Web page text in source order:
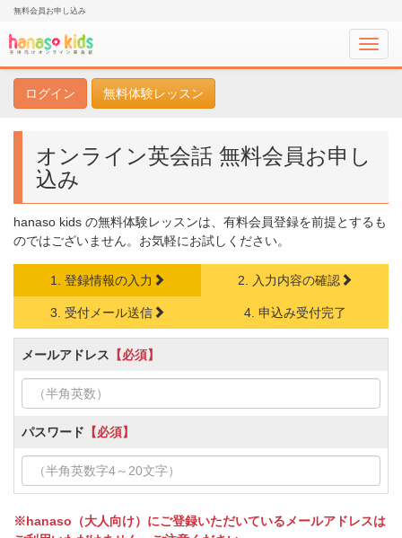
無料会員お申し込み
ログイン 無料体験レッスン
オンライン英会話 無料会員お申し
込み
hanaso kids の無料体験レッスンは、有料会員登録を前提とするも
のではございません。お気軽にお試しください。
1. 登録情報の入力 2. 入力内容の確認
3. 受付メール送信 4. 申込み受付完了
メールアドレス 【必須】
パスワード 【必須】
※hanaso（大人向け）にご登録いただいているメールアドレスは